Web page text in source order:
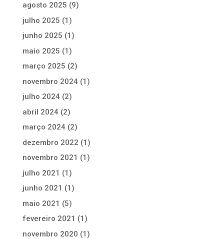
agosto 2025 (9)
julho 2025 (1)
junho 2025 (1)
maio 2025 (1)
março 2025 (2)
novembro 2024 (1)
julho 2024 (2)
abril 2024 (2)
março 2024 (2)
dezembro 2022 (1)
novembro 2021 (1)
julho 2021 (1)
junho 2021 (1)
maio 2021 (5)
fevereiro 2021 (1)
novembro 2020 (1)